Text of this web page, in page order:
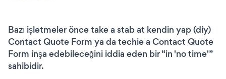
Bazı işletmeler önce take a stab at kendin yap (diy)
Contact Quote Form ya da techie a Contact Quote
Form inşa edebileceğini iddia eden bir “in 'no time'”
sahibidir.